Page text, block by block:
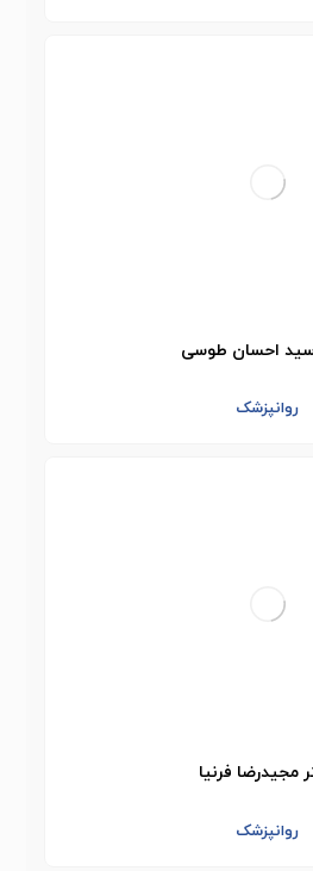
سید احسان طوسی
روانپزشک
مجیدرضا فرنیا
روانپزشک